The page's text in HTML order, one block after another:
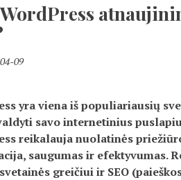
09
yra viena iš populiariausių
savo internetinius
reikalauja nuolatinės
saugumas ir efektyvumas.
greičiui ir SEO